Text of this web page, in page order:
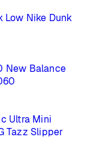
Low Nike Dunk
New Balance
Ultra Mini
Tazz Slipper